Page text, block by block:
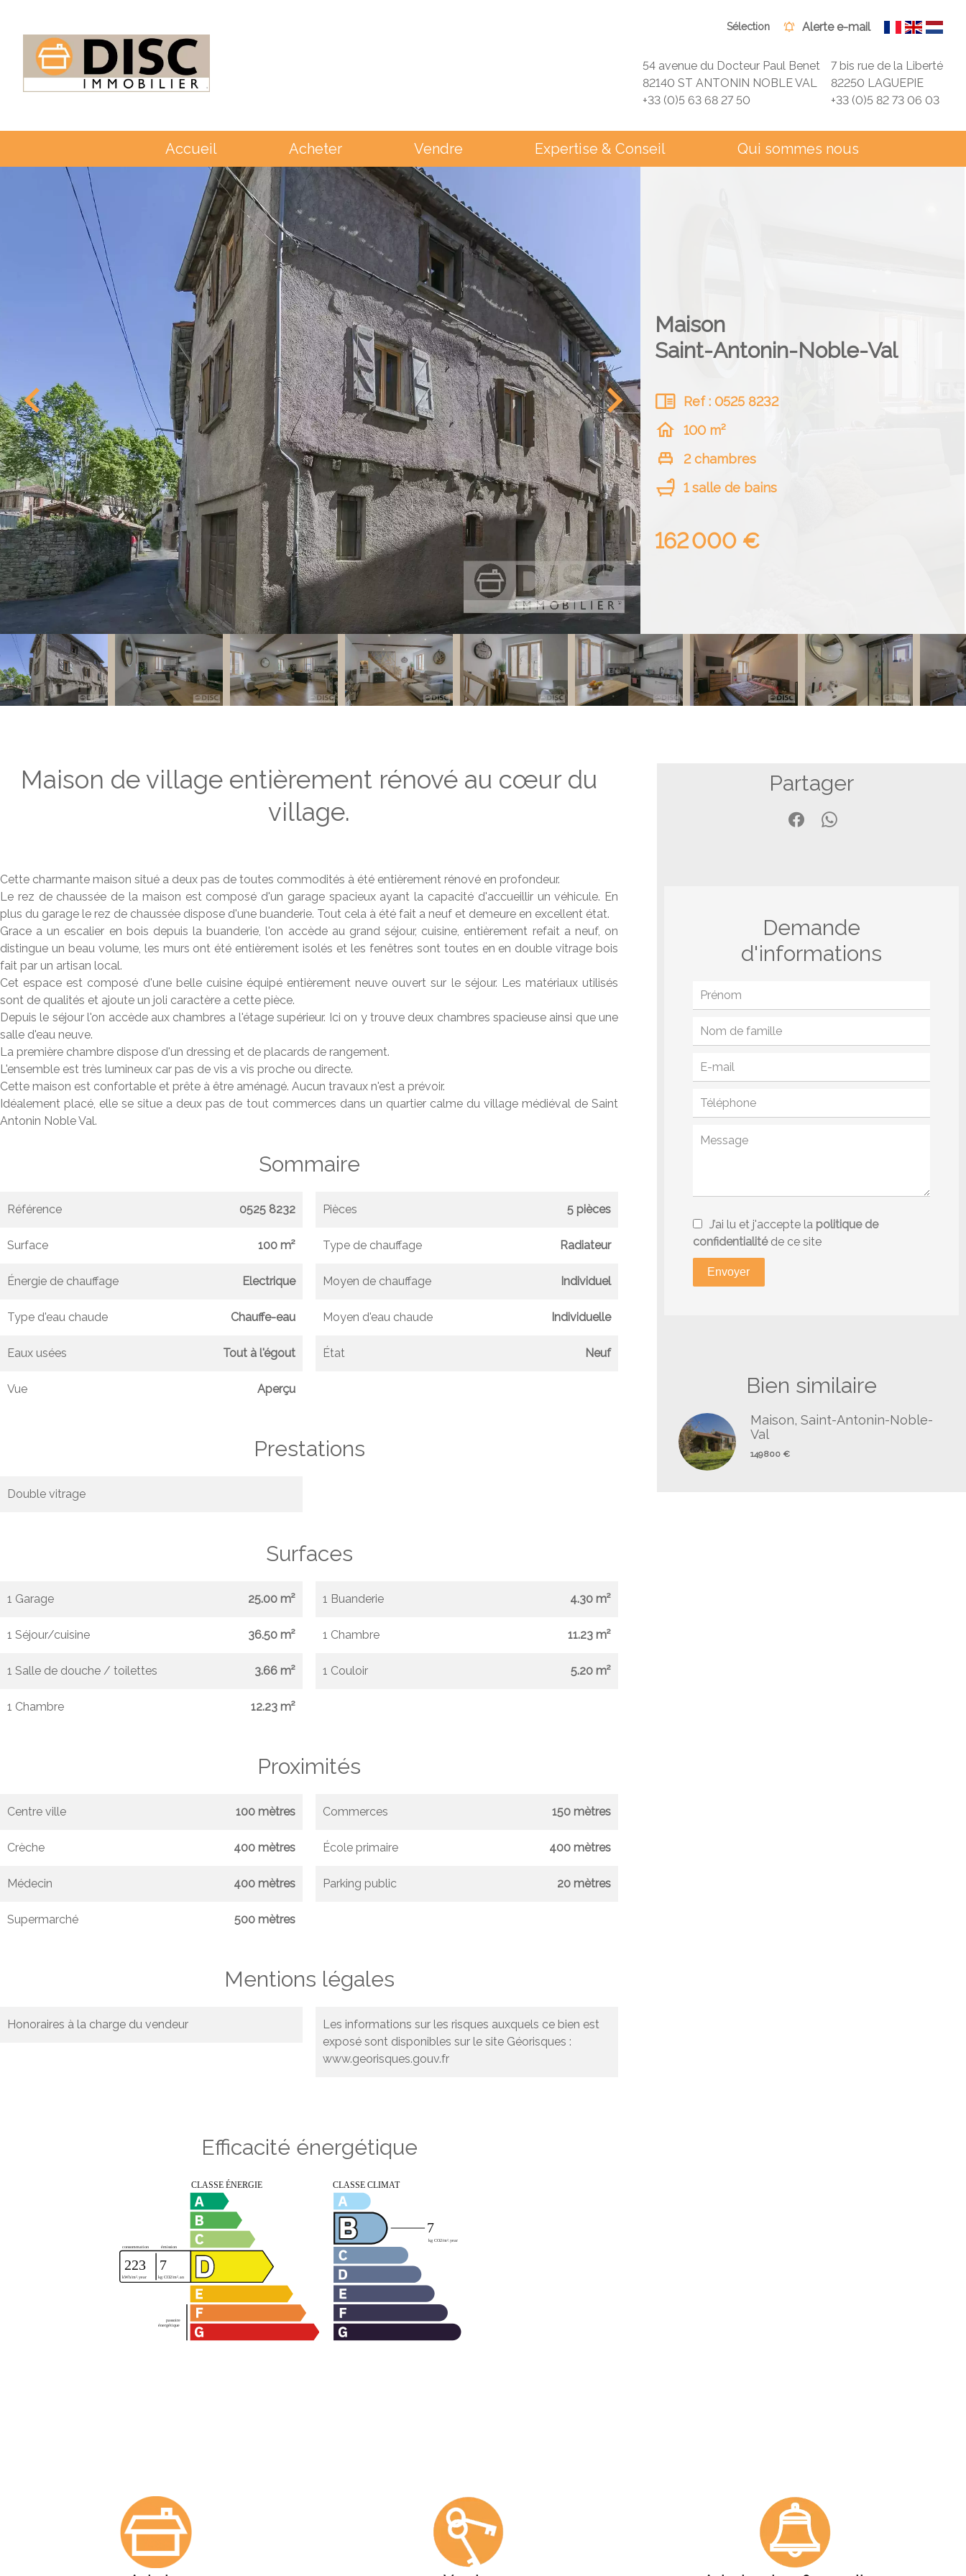
Accueil Acheter Vendre Expertise & Conseil Qui sommes nous
Sélection Alerte e-mail
54 avenue du Docteur Paul Benet
82140 ST ANTONIN NOBLE VAL
+33 (0)5 63 68 27 50
7 bis rue de la Liberté
82250 LAGUEPIE
+33 (0)5 82 73 06 03
Maison
Saint-Antonin-Noble-Val
Ref : 0525 8232
100 m²
2 chambres
1 salle de bains
162 000 €
Maison de village entièrement rénové au cœur du
village.
Cette charmante maison situé a deux pas de toutes commodités à été entièrement rénové en profondeur.
Le rez de chaussée de la maison est composé d'un garage spacieux ayant la capacité d'accueillir un véhicule. En
plus du garage le rez de chaussée dispose d'une buanderie. Tout cela à été fait a neuf et demeure en excellent état.
Grace a un escalier en bois depuis la buanderie, l'on accède au grand séjour, cuisine, entièrement refait a neuf, on
distingue un beau volume, les murs ont été entièrement isolés et les fenêtres sont toutes en en double vitrage bois
fait par un artisan local.
Cet espace est composé d'une belle cuisine équipé entièrement neuve ouvert sur le séjour. Les matériaux utilisés
sont de qualités et ajoute un joli caractère a cette pièce.
Depuis le séjour l'on accède aux chambres a l'étage supérieur. Ici on y trouve deux chambres spacieuse ainsi que une
salle d'eau neuve.
La première chambre dispose d'un dressing et de placards de rangement.
L'ensemble est très lumineux car pas de vis a vis proche ou directe.
Cette maison est confortable et prête à être aménagé. Aucun travaux n'est a prévoir.
Idéalement placé, elle se situe a deux pas de tout commerces dans un quartier calme du village médiéval de Saint
Antonin Noble Val.
Sommaire
Référence 0525 8232 Pièces 5 pièces
Surface 100 m² Type de chauffage Radiateur
Énergie de chauffage Electrique Moyen de chauffage Individuel
Type d'eau chaude Chauffe-eau Moyen d'eau chaude Individuelle
Eaux usées Tout à l'égout État Neuf
Vue Aperçu
Prestations
Double vitrage
Surfaces
1 Garage 25.00 m² 1 Buanderie 4.30 m²
1 Séjour/cuisine 36.50 m² 1 Chambre 11.23 m²
1 Salle de douche / toilettes 3.66 m² 1 Couloir 5.20 m²
1 Chambre 12.23 m²
Proximités
Centre ville 100 mètres Commerces 150 mètres
Crèche 400 mètres École primaire 400 mètres
Médecin 400 mètres Parking public 20 mètres
Supermarché 500 mètres
Mentions légales
Honoraires à la charge du vendeur
Les informations sur les risques auxquels ce bien est
exposé sont disponibles sur le site Géorisques :
www.georisques.gouv.fr
Efficacité énergétique
Partager
Demande
d'informations
J’ai lu et j'accepte la politique de
confidentialitéde ce site
Envoyer
Bien similaire
Maison, Saint-Antonin-Noble-
Val
149 800 €